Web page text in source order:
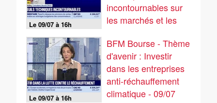
Le 09/07 à 16h
incontournables sur
les marchés et les
Le 09/07 à 16h
BFM Bourse - Thème
d'avenir : Investir
dans les entreprises
anti-réchauffement
climatique - 09/07